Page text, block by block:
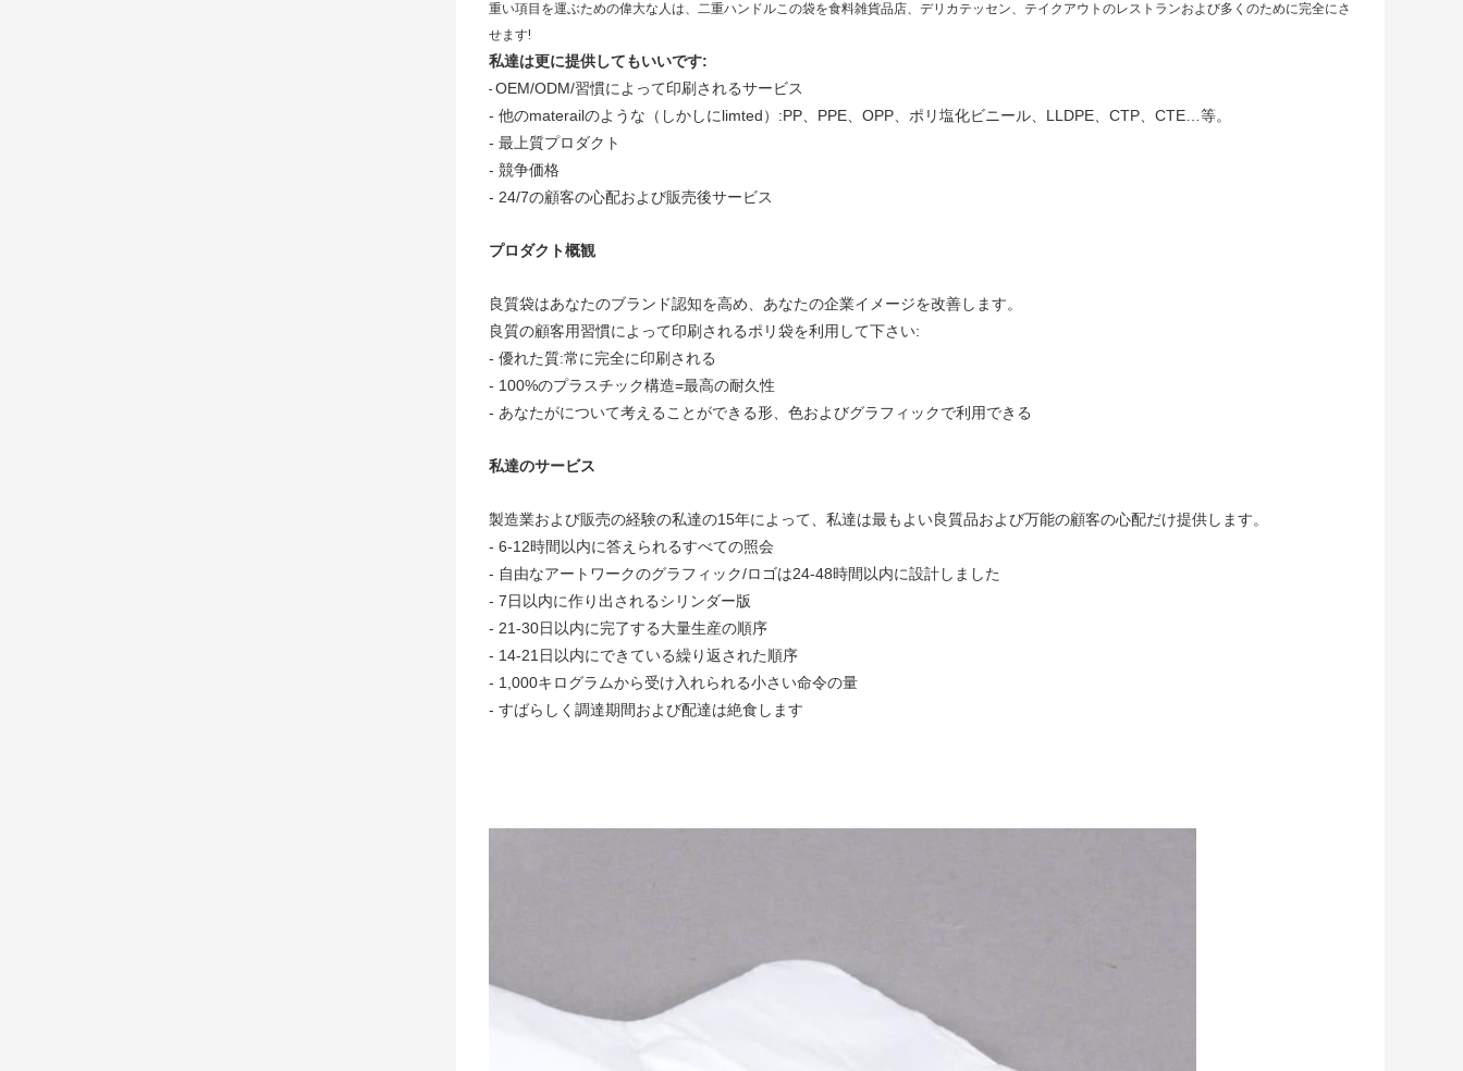
重い項目を運ぶための偉大な人は、二重ハンドルこの袋を食料雑貨品店、デリカテッセン、テイクアウトのレストランおよび多くのために完全にさ
せます!
私達は更に提供してもいいです:
- OEM/ODM/習慣によって印刷されるサービス
- 他のmaterailのような（しかしにlimted）:PP、PPE、OPP、ポリ塩化ビニール、LLDPE、CTP、CTE…等。
- 最上質プロダクト
- 競争価格
- 24/7の顧客の心配および販売後サービス
プロダクト概観
良質袋はあなたのブランド認知を高め、あなたの企業イメージを改善します。
良質の顧客用習慣によって印刷されるポリ袋を利用して下さい:
- 優れた質:常に完全に印刷される
- 100%のプラスチック構造=最高の耐久性
- あなたがについて考えることができる形、色およびグラフィックで利用できる
私達のサービス
製造業および販売の経験の私達の15年によって、私達は最もよい良質品および万能の顧客の心配だけ提供します。
- 6-12時間以内に答えられるすべての照会
- 自由なアートワークのグラフィック/ロゴは24-48時間以内に設計しました
- 7日以内に作り出されるシリンダー版
- 21-30日以内に完了する大量生産の順序
- 14-21日以内にできている繰り返された順序
- 1,000キログラムから受け入れられる小さい命令の量
- すばらしく調達期間および配達は絶食します